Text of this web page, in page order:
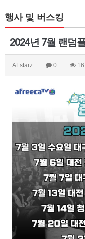
행사 및 버스킹
2024년 7월 랜덤
AFstarz 0